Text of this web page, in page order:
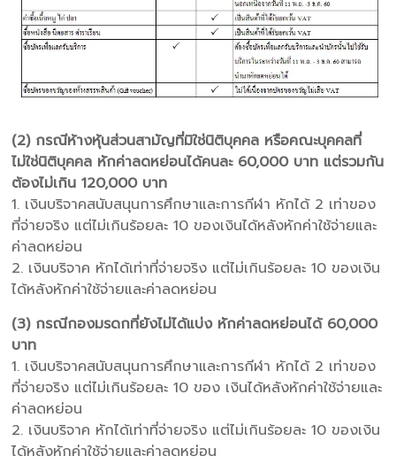
(2) กรณีห้างหุ้นส่วนสามัญที่มิใช่นิติบุคคล หรือคณะบุคคลที่
ไม่ใช่นิติบุคคล หักค่าลดหย่อนได้คนละ 60,000 บาท แต่รวมกัน
ต้องไม่เกิน 120,000 บาท
1. เงินบริจาคสนับสนุนการศึกษาและการกีฬา หักได้ 2 เท่าของ
ที่จ่ายจริง แต่ไม่เกินร้อยละ 10 ของเงินได้หลังหักค่าใช้จ่ายและ
ค่าลดหย่อน
2. เงินบริจาค หักได้เท่าที่จ่ายจริง แต่ไม่เกินร้อยละ 10 ของเงิน
ได้หลังหักค่าใช้จ่ายและค่าลดหย่อน
(3) กรณีกองมรดกที่ยังไม่ได้แบ่ง หักค่าลดหย่อนได้ 60,000
บาท
1. เงินบริจาคสนับสนุนการศึกษาและการกีฬา หักได้ 2 เท่าของ
ที่จ่ายจริง แต่ไม่เกินร้อยละ 10 ของ เงินได้หลังหักค่าใช้จ่ายและ
ค่าลดหย่อน
2. เงินบริจาค หักได้เท่าที่จ่ายจริง แต่ไม่เกินร้อยละ 10 ของเงิน
ได้หลังหักค่าใช้จ่ายและค่าลดหย่อน